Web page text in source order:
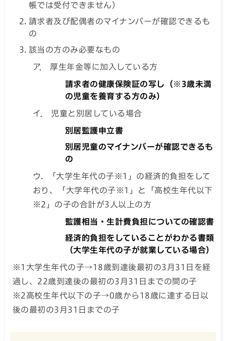
帳では受付できません）
請求者及び配偶者のマイナンバーが確認できるも
の
該当の方のみ必要なもの
ア． 厚生年金等に加入している方
請求者の健康保険証の写し（※3歳未満
の児童を養育する方のみ）
イ． 児童と別居している場合
別居監護申立書
別居児童のマイナンバーが確認できるも
の
ウ. 「大学生年代の子※1」の経済的負担をして
おり、「大学年代の子※1」と「高校生年代以下
※2」の子の合計が3人以上の方
監護相当・生計費負担についての確認書
経済的負担をしていることがわかる書類
（大学生年代の子が就業している場合）
※1大学生年代の子→18歳到達後最初の3月31日を経
過し、22歳到達後の最初の3月31日までの間の子
※2高校生年代以下の子→0歳から18歳に達する日以
後の最初の3月31日までの子